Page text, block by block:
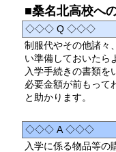
■桑名北高校へ
◇◇◇ Q ◇◇◇
制服代やその他諸々
い準備しておいたら
入学手続きの書類を
必要金額が前もって
と助かります。
◇◇◇ A ◇◇◇
入学に係る物品等の